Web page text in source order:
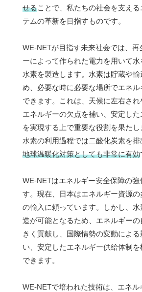
せることで、私たちの社会を支え
テムの革新を目指すものです。
WE-NETが目指す未来社会では、
ーによって作られた電力を用いて水
水素を製造します。水素は貯蔵や輸
め、必要な時に必要な場所でエネ
できます。これは、天候に左右さ
エネルギーの欠点を補い、安定し
を実現する上で重要な役割を果たし
水素の利用過程では二酸化炭素を排
地球温暖化対策としても非常に有効
WE-NETはエネルギー安全保障の強
す。現在、日本はエネルギー資源の
の輸入に頼っています。しかし、
造が可能となるため、エネルギー
きく貢献し、国際情勢の変動による
い、安定したエネルギー供給体制
できます。
WE-NETで培われた技術は、エネル